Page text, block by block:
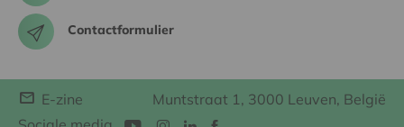
Contactformulier
E-zine
Muntstraat 1, 3000 Leuven, België